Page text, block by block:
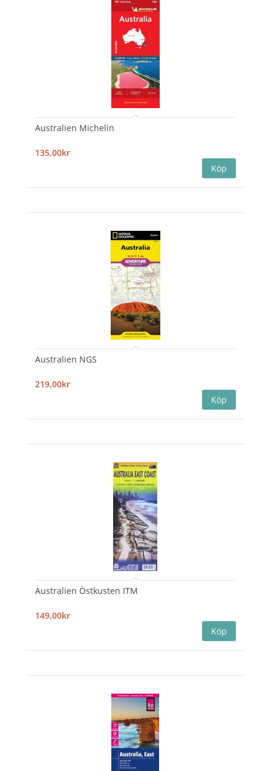
Australien Michelin
135,00kr
Australien NGS
219,00kr
Australien Östkusten ITM
149,00kr